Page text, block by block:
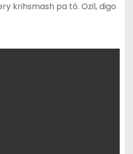
krihsmash pa tó. Ozil, digo